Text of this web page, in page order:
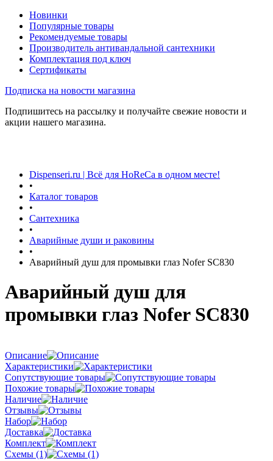
Новинки
Популярные товары
Рекомендуемые товары
Производитель антивандальной сантехники
Комплектация под ключ
Сертификаты
Подписка на новости магазина
Подпишитесь на рассылку и получайте свежие новости и
акции нашего магазина.
Dispenseri.ru | Всё для HoReCa в одном месте!
•
Каталог товаров
•
Сантехника
•
Аварийные души и раковины
•
Аварийный душ для промывки глаз Nofer SC830
Аварийный душ для
промывки глаз Nofer SC830
Описание
Характеристики
Сопутствующие товары
Похожие товары
Наличие
Отзывы
Набор
Доставка
Комплект
Схемы (1)